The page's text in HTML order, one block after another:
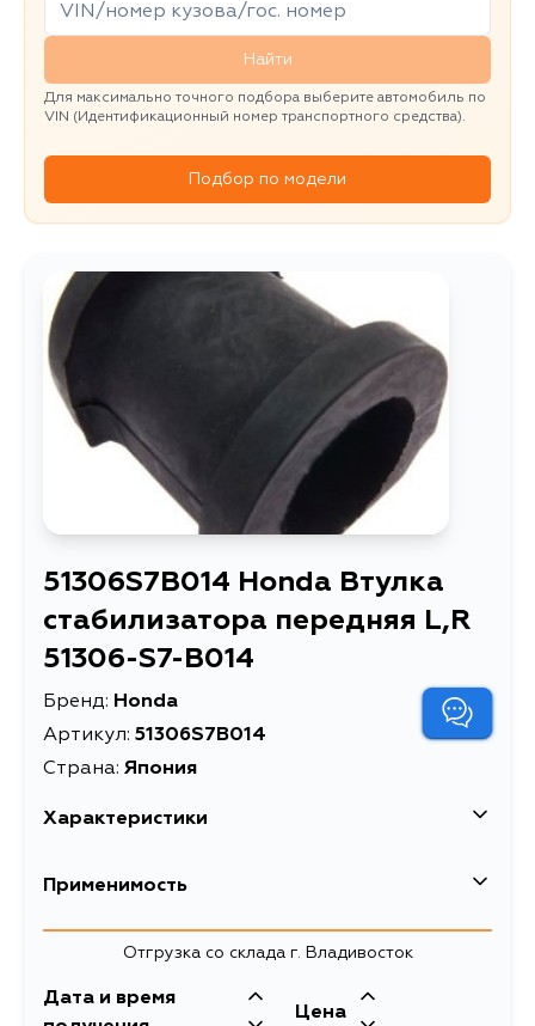
Найти
Для максимально точного подбора выберите автомобиль по
VIN (Идентификационный номер транспортного средства).
Подбор по модели
51306S7B014 Honda Втулка
стабилизатора передняя L,R
51306-S7-B014
Бренд: Honda
Артикул: 51306S7B014
Страна: Япония
Характеристики
EAN-13
Длина упаковки, мм
Масса, кг 0.04
Применимость
Honda
Кузов Двигатель
Отгрузка со склада г. Владивосток
Дата и время
Цена